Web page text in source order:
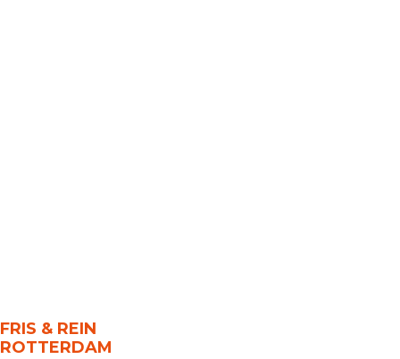
FRIS & REIN
ROTTERDAM